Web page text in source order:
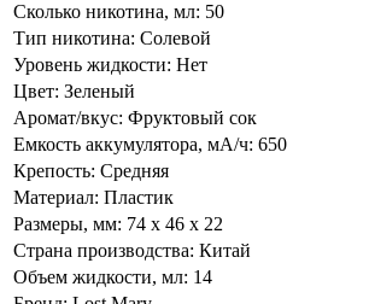
Сколько никотина, мл: 50
Тип никотина: Солевой
Уровень жидкости: Нет
Цвет: Зеленый
Аромат/вкус: Фруктовый сок
Емкость аккумулятора, мА/ч: 650
Крепость: Средняя
Материал: Пластик
Размеры, мм: 74 x 46 x 22
Страна производства: Китай
Объем жидкости, мл: 14